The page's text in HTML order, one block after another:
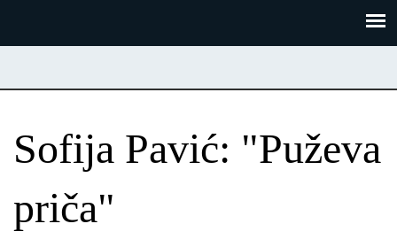
Sofija Pavić: "Puževa
priča"